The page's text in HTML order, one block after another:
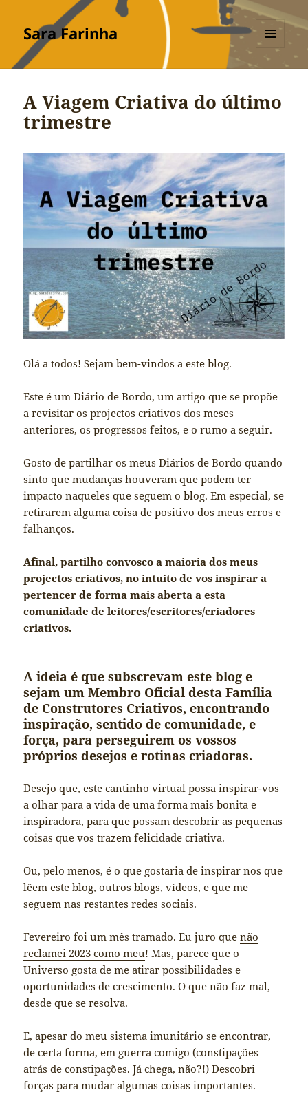
Sara Farinha
MENU
A Viagem Criativa do último
trimestre
Olá a todos! Sejam bem-vindos a este blog.
Este é um Diário de Bordo, um artigo que se propõe
a revisitar os projectos criativos dos meses
anteriores, os progressos feitos, e o rumo a seguir.
Gosto de partilhar os meus Diários de Bordo quando
sinto que mudanças houveram que podem ter
impacto naqueles que seguem o blog. Em especial, se
retirarem alguma coisa de positivo dos meus erros e
falhanços.
Afinal, partilho convosco a maioria dos meus
projectos criativos, no intuito de vos inspirar a
pertencer de forma mais aberta a esta
comunidade de leitores/escritores/criadores
criativos.
A ideia é que subscrevam este blog e
sejam um Membro Oficial desta Família
de Construtores Criativos, encontrando
inspiração, sentido de comunidade, e
força, para perseguirem os vossos
próprios desejos e rotinas criadoras.
Desejo que, este cantinho virtual possa inspirar-vos
a olhar para a vida de uma forma mais bonita e
inspiradora, para que possam descobrir as pequenas
coisas que vos trazem felicidade criativa.
Ou, pelo menos, é o que gostaria de inspirar nos que
lêem este blog, outros blogs, vídeos, e que me
seguem nas restantes redes sociais.
Fevereiro foi um mês tramado. Eu juro quenão
reclamei 2023 como meu! Mas, parece que o
Universo gosta de me atirar possibilidades e
oportunidades de crescimento. O que não faz mal,
desde que se resolva.
E, apesar do meu sistema imunitário se encontrar,
de certa forma, em guerra comigo (constipações
atrás de constipações. Já chega, não?!) Descobri
forças para mudar algumas coisas importantes.